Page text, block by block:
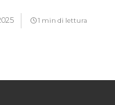
1 min di lettura